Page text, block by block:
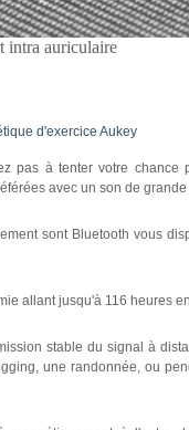
intra auriculaire
d'exercice Aukey
pas à tenter votre chance
avec un son de grande
sont Bluetooth vous
allant jusqu'à 116 heures
stable du signal à
une randonnée, ou